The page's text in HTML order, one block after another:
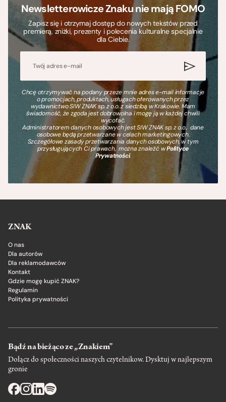
Newsletterowicze Znaku nie mają FOMO
Zapisz się i otrzymaj dostęp do nowych tekstów przed
premierą, zniżki, prezenty i polecenia kulturalne specjalnie
dla Ciebie.
Chcę otrzymywać na podany przeze mnie adres e-mail informacje
o promocjach, produktach, usługach oferowanych przez
wydawnictwo SIW ZNAK sp. z o.o. z siedzibą w Krakowie. Mam
świadomość, że zgoda jest dobrowolna i mogę ją w każdej chwili
wycofać.
Administratorem danych osobowych jest SIW ZNAK sp. z o.o., dane
osobowe będą przetwarzane w celach marketingowych.
Szczegółowe zasady przetwarzania danych osobowych, w tym
przysługujących Ci prawach, można znaleźć wPolityce
Prywatności.
ZNAK
O nas
Dla autorów
Dla reklamodawców
Kontakt
Gdzie mogę kupić ZNAK?
Regulamin
Polityka prywatności
Bądź na bieżąco ze „Znakiem”
Dołącz do społeczności naszych czytelnikow. Dysktuj w najlepszym
gronie